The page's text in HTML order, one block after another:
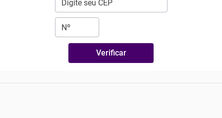
Verificar